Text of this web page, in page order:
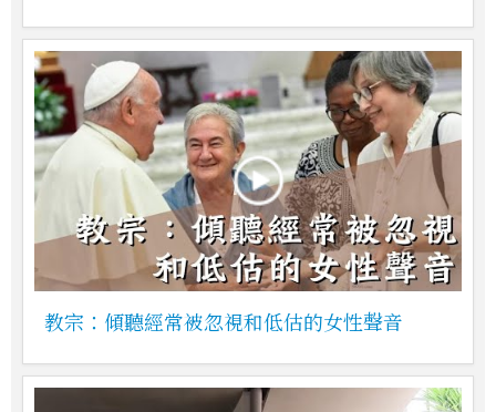
教宗：傾聽經常被忽視和低估的女性聲音